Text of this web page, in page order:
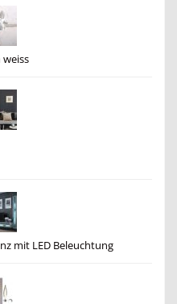
weiss
mit LED Beleuchtung